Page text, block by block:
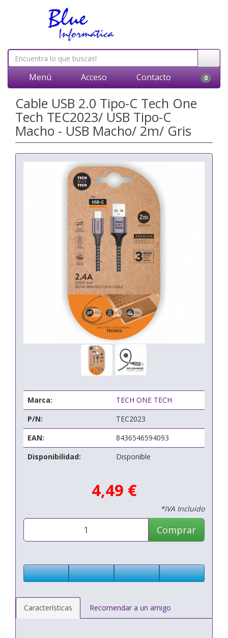
Menú Acceso Contacto 0
Cable USB 2.0 Tipo-C Tech One
Tech TEC2023/ USB Tipo-C
Macho - USB Macho/ 2m/ Gris
Marca:
TECH ONE TECH
P/N:
TEC2023
EAN:
8436546594093
Disponibilidad:
Disponible
4,49 €
*IVA Incluido
Comprar
Características Recomendar a un amigo